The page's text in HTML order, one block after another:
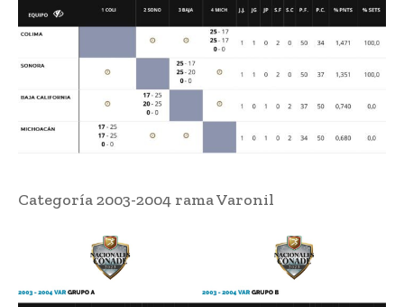
Categoría 2003-2004 rama Varonil